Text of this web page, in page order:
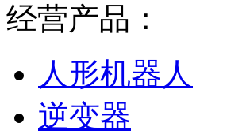
经营产品：
人形机器人
逆变器